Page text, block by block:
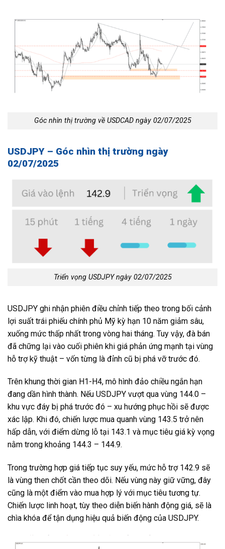
Góc nhìn thị trường về USDCAD ngày 02/07/2025
USDJPY – Góc nhìn thị trường ngày
02/07/2025
Triển vọng USDJPY ngày 02/07/2025
USDJPY ghi nhận phiên điều chỉnh tiếp theo trong bối cảnh
lợi suất trái phiếu chính phủ Mỹ kỳ hạn 10 năm giảm sâu,
xuống mức thấp nhất trong vòng hai tháng. Tuy vậy, đà bán
đã chững lại vào cuối phiên khi giá phản ứng mạnh tại vùng
hỗ trợ kỹ thuật – vốn từng là đỉnh cũ bị phá vỡ trước đó.
Trên khung thời gian H1-H4, mô hình đảo chiều ngắn hạn
đang dần hình thành. Nếu USDJPY vượt qua vùng 144.0 –
khu vực đáy bị phá trước đó – xu hướng phục hồi sẽ được
xác lập. Khi đó, chiến lược mua quanh vùng 143.5 trở nên
hấp dẫn, với điểm dừng lỗ tại 143.1 và mục tiêu giá kỳ vọng
nằm trong khoảng 144.3 – 144.9.
Trong trường hợp giá tiếp tục suy yếu, mức hỗ trợ 142.9 sẽ
là vùng then chốt cần theo dõi. Nếu vùng này giữ vững, đây
cũng là một điểm vào mua hợp lý với mục tiêu tương tự.
Chiến lược linh hoạt, tùy theo diễn biến hành động giá, sẽ là
chìa khóa để tận dụng hiệu quả biến động của USDJPY.